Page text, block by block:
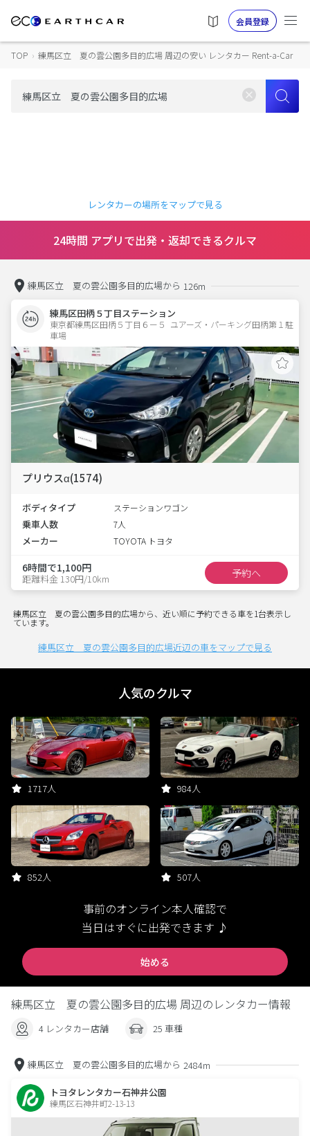
会員登録
TOP › 練馬区立 夏の雲公園多目的広場 周辺の安い レンタカー Rent-a-Car
レンタカーの場所をマップで見る
24時間 アプリで出発・返却できるクルマ
練馬区立 夏の雲公園多目的広場から 126m
練馬区田柄５丁目ステーション
東京都練馬区田柄５丁目６ー５  ユアーズ・パーキング田柄第１駐
車場
プリウスα(1574)
ボディタイプ ステーションワゴン
乗車人数 7人
メーカー TOYOTA トヨタ
6時間で1,100円
距離料金 130円/10km 予約へ
練馬区立 夏の雲公園多目的広場から、近い順に予約できる車を1台表示し
ています。
練馬区立 夏の雲公園多目的広場近辺の車をマップで見る
人気のクルマ
1717人 984人
852人 507人
事前のオンライン本人確認で
当日はすぐに出発できます ♪
始める
練馬区立 夏の雲公園多目的広場 周辺のレンタカー情報
4 レンタカー店舗 25 車種
練馬区立 夏の雲公園多目的広場から 2484m
トヨタレンタカー石神井公園
練馬区石神井町2-13-13